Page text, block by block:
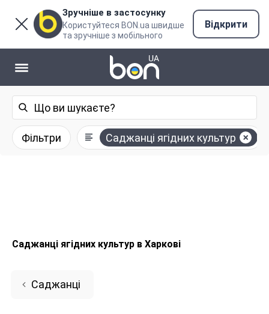
Зручніше в застосунку
Користуйтеся BON.ua швидше
та зручніше з мобільного
Відкрити
Фільтри Саджанці ягідних культур
Саджанці ягідних культур в Харкові
Саджанці